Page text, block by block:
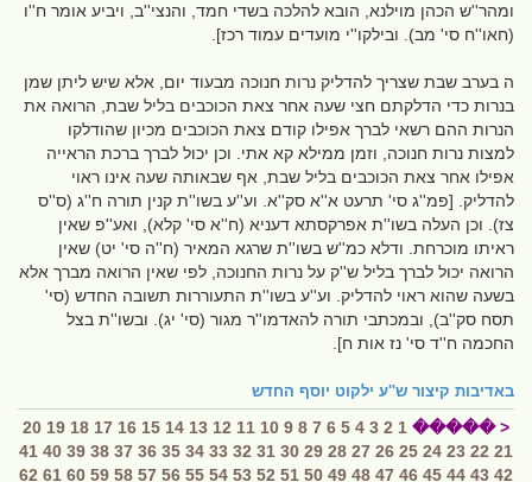
ומהר''ש הכהן מוילנא, הובא להלכה בשדי חמד, והנצי''ב, ויביע אומר ח''ו
(חאו''ח סי' מב). ובילקו''י מועדים עמוד רכז].
ה בערב שבת שצריך להדליק נרות חנוכה מבעוד יום, אלא שיש ליתן שמן
בנרות כדי הדלקתם חצי שעה אחר צאת הכוכבים בליל שבת, הרואה את
הנרות ההם רשאי לברך אפילו קודם צאת הכוכבים מכיון שהודלקו
למצות נרות חנוכה, וזמן ממילא קא אתי. וכן יכול לברך ברכת הראייה
אפילו אחר צאת הכוכבים בליל שבת, אף שבאותה שעה אינו ראוי
להדליק. [פמ''ג סי' תרעט א''א סק''א. וע''ע בשו''ת קנין תורה ח''ג (ס''ס
צז). וכן העלה בשו''ת אפרקסתא דעניא (ח''א סי' קלא), ואע''פ שאין
ראיתו מוכרחת. ודלא כמ''ש בשו''ת שרגא המאיר (ח''ה סי' יט) שאין
הרואה יכול לברך בליל ש''ק על נרות החנוכה, לפי שאין הרואה מברך אלא
בשעה שהוא ראוי להדליק. וע''ע בשו''ת התעוררות תשובה החדש (סי'
תסח סק''ב), ובמכתבי תורה להאדמו''ר מגור (סי' יג). ובשו''ת בצל
החכמה ח''ד סי' נז אות ח].
באדיבות קיצור ש''ע ילקוט יוסף החדש
< �����
1
2
3
4
5
6
7
8
9
10
11
12
13
14
15
16
17
18
19
20
21
22
23
24
25
26
27
28
29
30
31
32
33
34
35
36
37
38
39
40
41
42
43
44
45
46
47
48
49
50
51
52
53
54
55
56
57
58
59
60
61
62